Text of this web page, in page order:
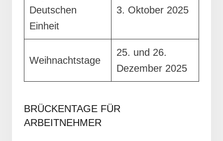
Deutschen
Einheit
3. Oktober 2025
Weihnachtstage
25. und 26.
Dezember 2025
BRÜCKENTAGE FÜR
ARBEITNEHMER